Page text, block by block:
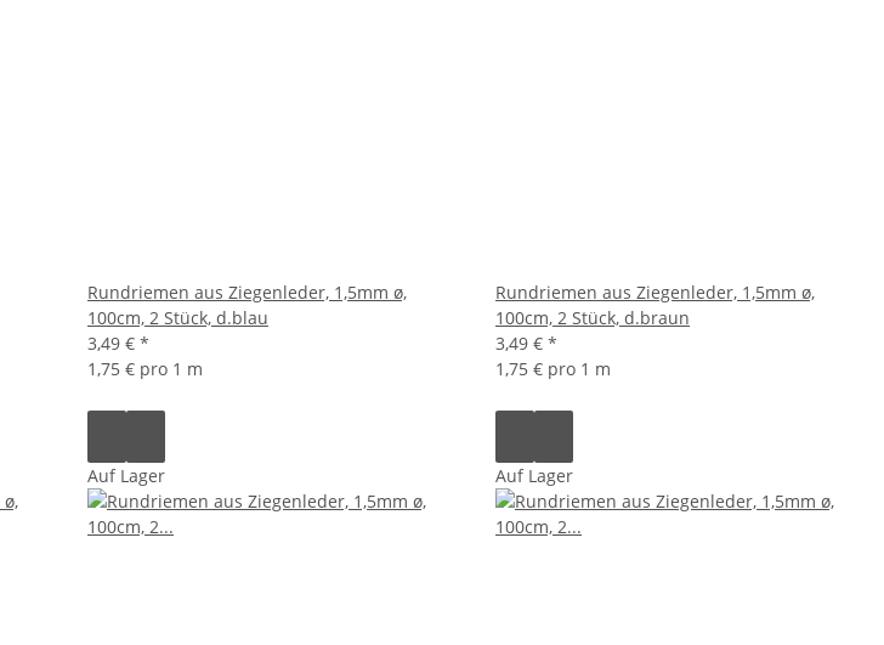
Rundriemen aus Ziegenleder, 1,5mm ø,
100cm, 2 Stück, d.blau
3,49 € *
1,75 € pro 1 m
Rundriemen aus Ziegenleder, 1,5mm ø,
100cm, 2 Stück, d.braun
3,49 € *
1,75 € pro 1 m
Auf Lager Auf Lager